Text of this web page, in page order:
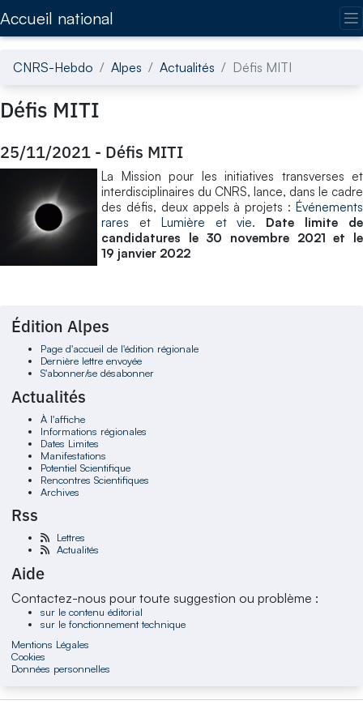
Accueil national
CNRS-Hebdo Alpes Actualités Défis MITI
Défis MITI
25/11/2021 - Défis MITI
La Mission pour les initiatives transverses et
interdisciplinaires du CNRS, lance, dans le cadre
des défis, deux appels à projets : Événements
rares et Lumière et vie. Date limite de
candidatures le 30 novembre 2021 et le
19 janvier 2022
Édition Alpes
Page d'accueil de l'édition régionale
Dernière lettre envoyée
S'abonner/se désabonner
Actualités
À l'affiche
Informations régionales
Dates Limites
Manifestations
Potentiel Scientifique
Rencontres Scientifiques
Archives
Rss
Lettres
Actualités
Aide
Contactez-nous pour toute suggestion ou problème :
sur le contenu éditorial
sur le fonctionnement technique
Mentions Légales
Cookies
Données personnelles